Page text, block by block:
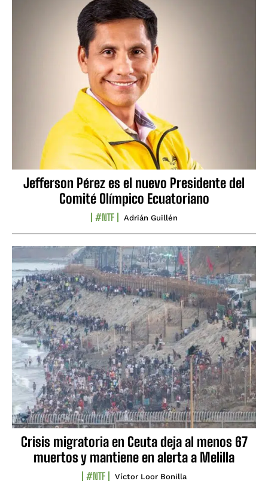
Jefferson Pérez es el nuevo Presidente del
Comité Olímpico Ecuatoriano
#NTF Adrián Guillén
Crisis migratoria en Ceuta deja al menos 67
muertos y mantiene en alerta a Melilla
#NTF Víctor Loor Bonilla